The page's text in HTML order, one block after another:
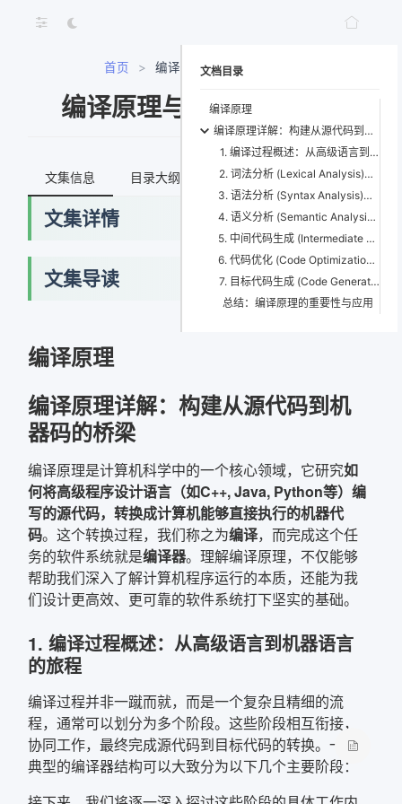
首页 > 编译原理与技术实战教程
编译原理与技术实战教程
文集信息 目录大纲 最新文档 知识宇宙
文集详情
文集导读
编译原理
编译原理详解：构建从源代码到机
器码的桥梁
编译原理是计算机科学中的一个核心领域，它研究如
何将高级程序设计语言（如C++, Java, Python等）编
写的源代码，转换成计算机能够直接执行的机器代
码。这个转换过程，我们称之为编译，而完成这个任
务的软件系统就是编译器。理解编译原理，不仅能够
帮助我们深入了解计算机程序运行的本质，还能为我
们设计更高效、更可靠的软件系统打下坚实的基础。
1. 编译过程概述：从高级语言到机器语言
的旅程
编译过程并非一蹴而就，而是一个复杂且精细的流
程，通常可以划分为多个阶段。这些阶段相互衔接，
协同工作，最终完成源代码到目标代码的转换。一个
典型的编译器结构可以大致分为以下几个主要阶段：
文档目录
编译原理
编译原理详解：构建从源代码到机器码的桥梁
1. 编译过程概述：从高级语言到机器语言的旅程
2. 词法分析 (Lexical Analysis)：扫描源代码，识别词法单元
3. 语法分析 (Syntax Analysis)：构建抽象语法树，检查程序结构
4. 语义分析 (Semantic Analysis)：类型检查，符号表管理，语义规则验证
5. 中间代码生成 (Intermediate Code Generation)：平台无关的中间表示
6. 代码优化 (Code Optimization)：提升代码性能，减少资源消耗
7. 目标代码生成 (Code Generation)：生成目标机器代码
总结：编译原理的重要性与应用
复制弹框内信息